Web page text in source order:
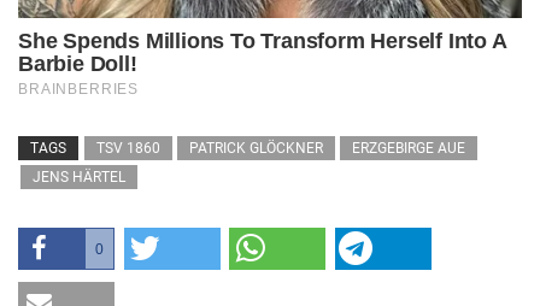
TAGS TSV 1860 PATRICK GLÖCKNER
ERZGEBIRGE AUE
JENS HÄRTEL
0